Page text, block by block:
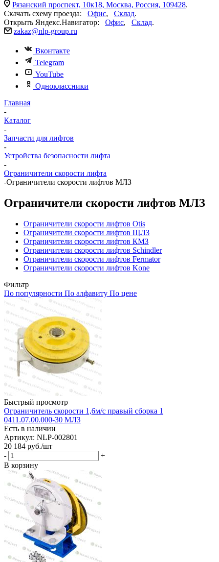
Рязанский проспект, 10к18, Москва, Россия, 109428.
Скачать схему проезда: Офис, Склад.
Открыть Яндекс.Навигатор: Офис, Склад.
zakaz@nlp-group.ru
Вконтакте
Telegram
YouTube
Одноклассники
Главная
-
Каталог
-
Запчасти для лифтов
-
Устройства безопасности лифта
-
Ограничители скорости лифта
-Ограничители скорости лифтов МЛЗ
Ограничители скорости лифтов МЛЗ
Ограничители скорости лифтов Otis
Ограничители скорости лифтов ЩЛЗ
Ограничители скорости лифтов КМЗ
Ограничители скорости лифтов Schindler
Ограничители скорости лифтов Fermator
Ограничители скорости лифтов Kone
Фильтр
По популярности По алфавиту По цене
Быстрый просмотр
Ограничитель скорости 1,6м/с правый сборка 1
0411.07.00.000-30 МЛЗ
Есть в наличии
Артикул: NLP-002801
20 184 руб./шт
-
+
В корзину